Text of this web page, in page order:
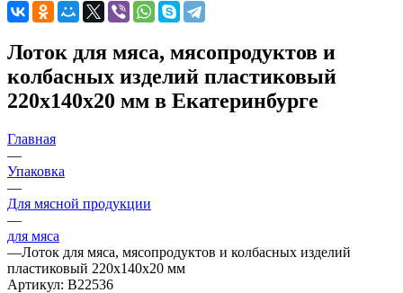
Лоток для мяса, мясопродуктов и
колбасных изделий пластиковый
220x140x20 мм в Екатеринбурге
Главная
—
Упаковка
—
Для мясной продукции
—
для мяса
—Лоток для мяса, мясопродуктов и колбасных изделий
пластиковый 220x140x20 мм
Артикул: B22536